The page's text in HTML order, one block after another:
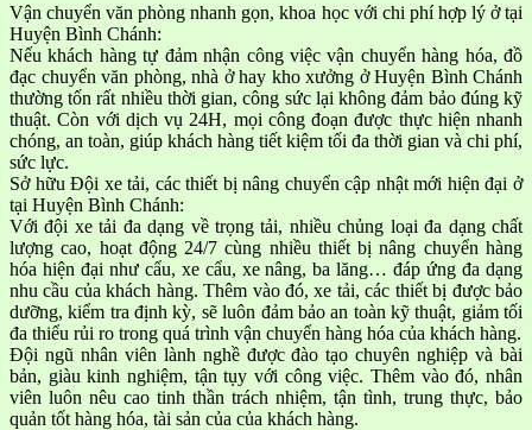
Vận chuyển văn phòng nhanh gọn, khoa học với chi phí hợp lý ở tại
Huyện Bình Chánh:
Nếu khách hàng tự đảm nhận công việc vận chuyển hàng hóa, đồ
đạc chuyển văn phòng, nhà ở hay kho xưởng ở Huyện Bình Chánh
thường tốn rất nhiều thời gian, công sức lại không đảm bảo đúng kỹ
thuật. Còn với dịch vụ 24H, mọi công đoạn được thực hiện nhanh
chóng, an toàn, giúp khách hàng tiết kiệm tối đa thời gian và chi phí,
sức lực.
Sở hữu Đội xe tải, các thiết bị nâng chuyển cập nhật mới hiện đại ở
tại Huyện Bình Chánh:
Với đội xe tải đa dạng về trọng tải, nhiều chủng loại đa dạng chất
lượng cao, hoạt động 24/7 cùng nhiều thiết bị nâng chuyển hàng
hóa hiện đại như cẩu, xe cẩu, xe nâng, ba lăng… đáp ứng đa dạng
nhu cầu của khách hàng. Thêm vào đó, xe tải, các thiết bị được bảo
dưỡng, kiểm tra định kỳ, sẽ luôn đảm bảo an toàn kỹ thuật, giảm tối
đa thiểu rủi ro trong quá trình vận chuyển hàng hóa của khách hàng.
Đội ngũ nhân viên lành nghề được đào tạo chuyên nghiệp và bài
bản, giàu kinh nghiệm, tận tụy với công việc. Thêm vào đó, nhân
viên luôn nêu cao tinh thần trách nhiệm, tận tình, trung thực, bảo
quản tốt hàng hóa, tài sản của của khách hàng.